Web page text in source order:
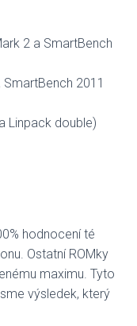
2 a SmartBench
2011
Linpack double)
hodnocení té
Ostatní ROMky
maximu. Tyto
výsledek, který